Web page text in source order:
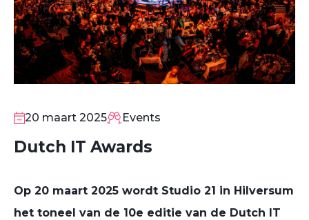
MAA
20 maart 2025 Events
Dutch IT Awards
Op 20 maart 2025 wordt Studio 21 in Hilversum
het toneel van de 10e editie van de Dutch IT